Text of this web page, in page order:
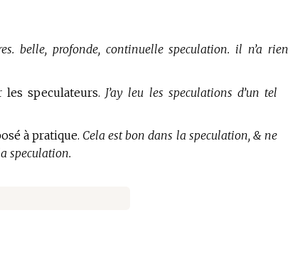
belle, profonde, continuelle speculation. il n’a rien
speculateurs. J’ay leu les speculations d’un tel
à pratique. Cela est bon dans la speculation, & ne
speculation.